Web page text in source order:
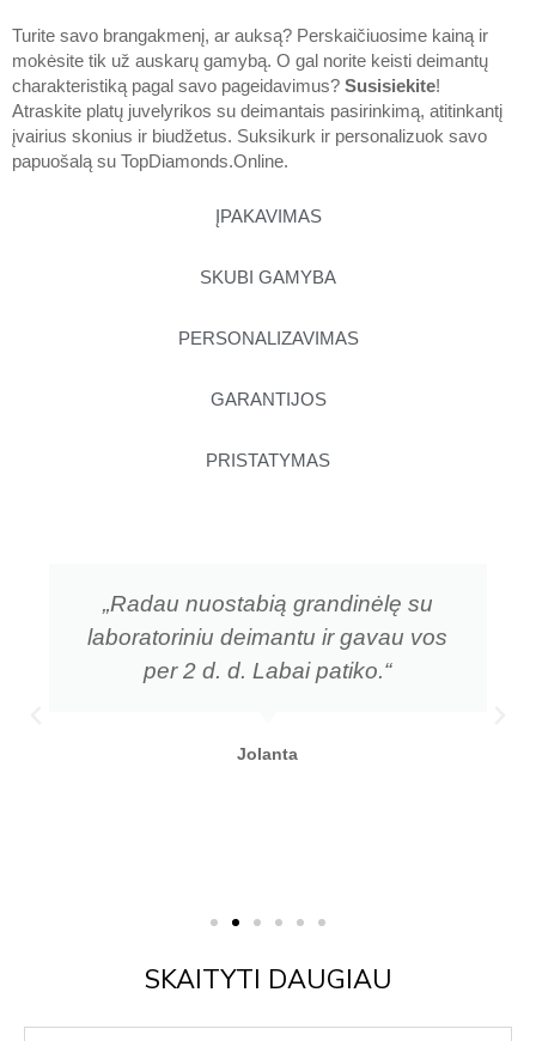
ĮPAKAVIMAS
SKUBI GAMYBA
PERSONALIZAVIMAS
GARANTIJOS
PRISTATYMAS
Turite savo brangakmenį, ar auksą? Perskaičiuosime kainą ir
mokėsite tik už auskarų gamybą. O gal norite keisti deimantų
charakteristiką pagal savo pageidavimus? Susisiekite!
Atraskite platų juvelyrikos su deimantais pasirinkimą, atitinkantį
įvairius skonius ir biudžetus. Suksikurk ir personalizuok savo
papuošalą su TopDiamonds.Online.
„Radau nuostabią grandinėlę su
laboratoriniu deimantu ir gavau vos
per 2 d. d. Labai patiko.“
Jolanta
SKAITYTI DAUGIAU